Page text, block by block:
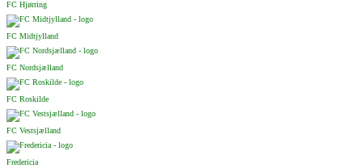
FC Hjørring
FC Midtjylland
FC Nordsjælland
FC Roskilde
FC Vestsjælland
Fredericia